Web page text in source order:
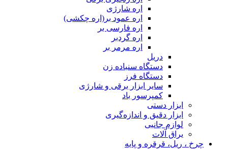
اره شارژی
اره عمود بر(اره چکشی)
اره فارسی بر
اره گردبر
اره مرمر بر
دریل
دستگاه سنباده زن
دستگاه فرز
سایر ابزار برقی و شارژی
کمپرسور باد
ابزار دستی
ابزار دقیق و اندازه‌گیری
لوازم جانبی
یراق آلات
چرخ ، ریل، قرقره و پایه